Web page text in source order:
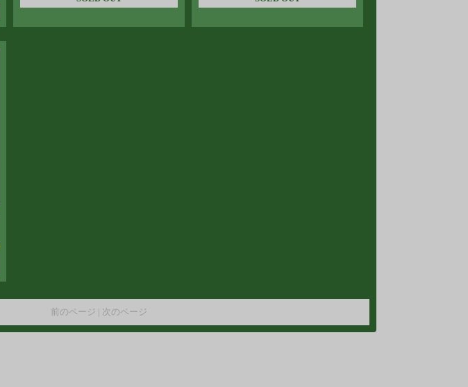
前のページ | 次のページ